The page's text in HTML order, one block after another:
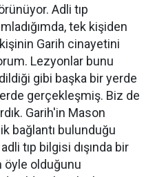
Adli tıp
tek kişiden
Garih cinayetini
Lezyonlar bunu
gibi başka bir yerde
gerçekleşmiş. Biz de
Garih'in Mason
bağlantı bulunduğu
tıp bilgisi dışında bir
öyle olduğunu